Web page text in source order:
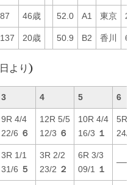
87 46歳 52.0 A1 東京 23
137 20歳 50.9 B2 香川 65
より)
3 4 5 6
9R 4/4
22/6 ６
12R 5/5
12/3 ６
10R 4/4
16/3 １
5R 6/
24/6
3R 1/1
31/6 ５
3R 2/2
23/2 ２
6R 3/3
09/1
１